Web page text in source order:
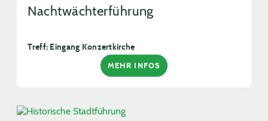
Nachtwächterführung
Treff: Eingang Konzertkirche
MEHR INFOS